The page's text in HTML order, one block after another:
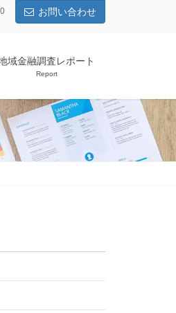
お問い合わせ
域金融調査レポート
Report